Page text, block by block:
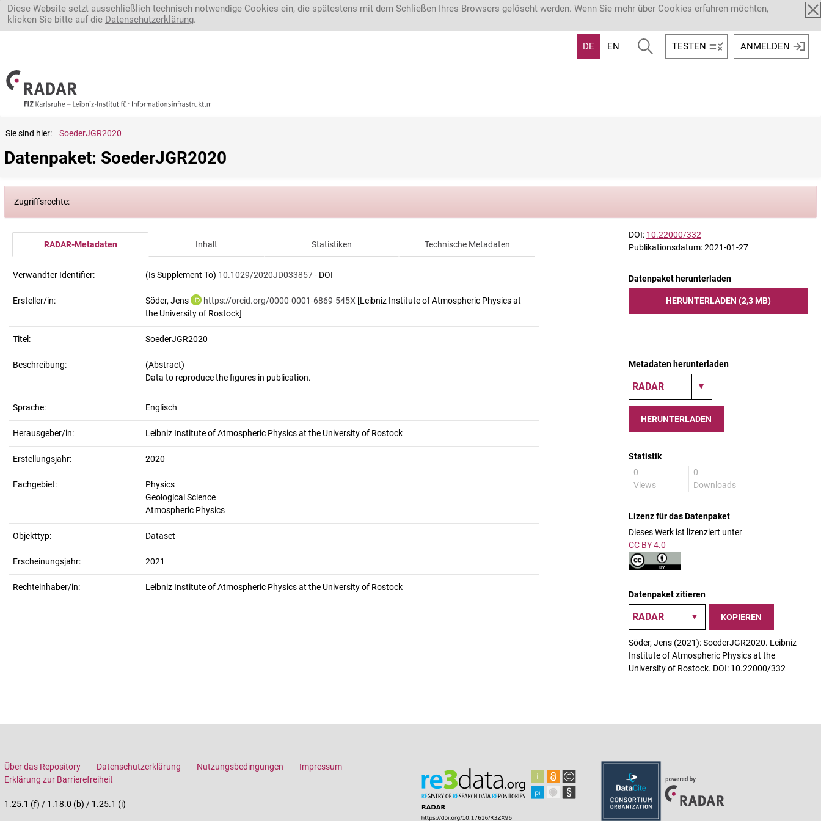
Direkt zum Inhalt
Diese Website setzt ausschließlich technisch notwendige Cookies ein, die spätestens mit dem Schließen Ihres Browsers gelöscht werden. Wenn Sie mehr über Cookies erfahren möchten,
klicken Sie bitte auf die Datenschutzerklärung.
DE EN TESTEN ANMELDEN
Sie sind hier: SoederJGR2020
Datenpaket: SoederJGR2020
Zugriffsrechte:
RADAR-Metadaten Inhalt Statistiken Technische Metadaten
Verwandter Identifier: (Is Supplement To) 10.1029/2020JD033857- DOI
Ersteller/in: Söder, Jens https://orcid.org/0000-0001-6869-545X [Leibniz Institute of Atmospheric Physics at
the University of Rostock]
Titel: SoederJGR2020
Beschreibung:
(Abstract)
Sprache: Englisch
Herausgeber/in: Leibniz Institute of Atmospheric Physics at the University of Rostock
Erstellungsjahr: 2020
Fachgebiet:
Physics
Geological Science
Atmospheric Physics
Objekttyp: Dataset
Erscheinungsjahr: 2021
Rechteinhaber/in: Leibniz Institute of Atmospheric Physics at the University of Rostock
DOI: 10.22000/332
Publikationsdatum: 2021-01-27
Datenpaket herunterladen
HERUNTERLADEN (2,3 MB)
Metadaten herunterladen
HERUNTERLADEN
Statistik
0
Views
0
Downloads
Lizenz für das Datenpaket
Dieses Werk ist lizenziert unter
CC BY 4.0
Datenpaket zitieren
KOPIEREN
Söder, Jens (2021): SoederJGR2020. Leibniz
Institute of Atmospheric Physics at the
University of Rostock. DOI: 10.22000/332
Über das Repository Datenschutzerklärung Nutzungsbedingungen
Impressum
Erklärung zur Barrierefreiheit
1.25.1 (f) / 1.18.0 (b) / 1.25.1 (i)